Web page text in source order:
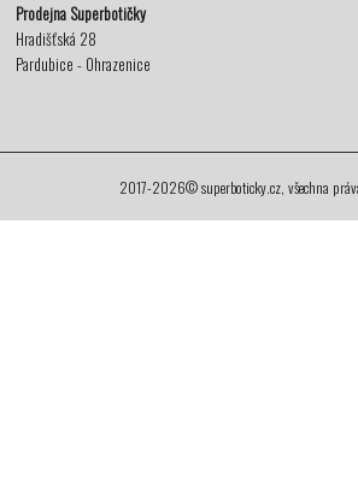
Prodejna Superbotičky
Hradišťská 28
Pardubice - Ohrazenice
2017-2026© superboticky.cz, všechna